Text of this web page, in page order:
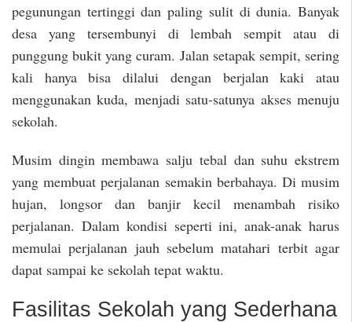
pegunungan tertinggi dan paling sulit di dunia. Banyak
desa yang tersembunyi di lembah sempit atau di
punggung bukit yang curam. Jalan setapak sempit, sering
kali hanya bisa dilalui dengan berjalan kaki atau
menggunakan kuda, menjadi satu-satunya akses menuju
sekolah.
Musim dingin membawa salju tebal dan suhu ekstrem
yang membuat perjalanan semakin berbahaya. Di musim
hujan, longsor dan banjir kecil menambah risiko
perjalanan. Dalam kondisi seperti ini, anak-anak harus
memulai perjalanan jauh sebelum matahari terbit agar
dapat sampai ke sekolah tepat waktu.
Fasilitas Sekolah yang Sederhana